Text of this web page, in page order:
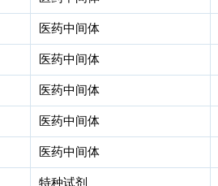
医药中间体
医药中间体
医药中间体
医药中间体
医药中间体
特种试剂